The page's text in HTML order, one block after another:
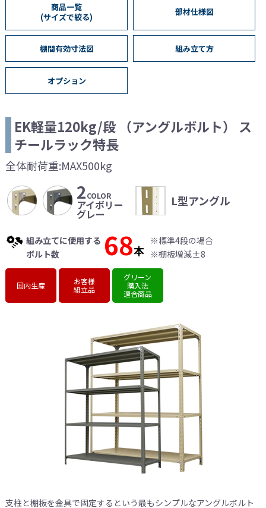
商品一覧
(サイズで絞る)
部材仕様図
棚間有効寸法図 組み立て方
オプション
EK軽量120kg/段（アングルボルト）
ス
チールラック特長
全体耐荷重:MAX500kg
2COLOR
アイボリー
グレー
L型アングル
組み立てに使用する
ボルト数
68本
※標準4段の場合
※棚板増減±8
国内生産
お客様
組立品
グリーン
購入法
適合商品
支柱と棚板を金具で固定するという最もシンプルなアングルボルト